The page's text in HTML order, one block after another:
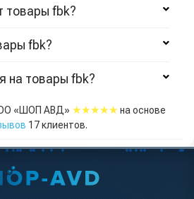
товары fbk?
fbk?
на товары fbk?
«ШОП АВД» ★★★★★ на основе
17клиентов.